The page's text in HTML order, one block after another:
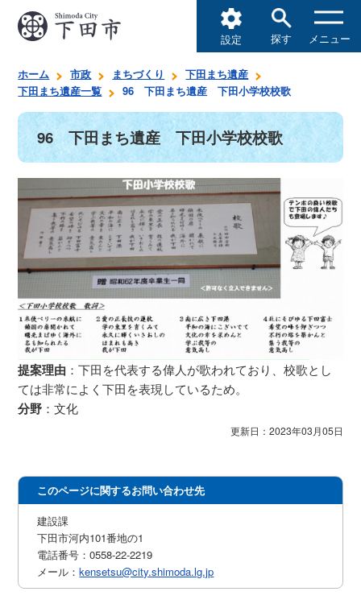
設定 探す メニュー
ホーム 市政 まちづくり
下田まち遺産
下田まち遺産一覧
96 下田まち遺産 下田小学校校歌
96 下田まち遺産 下田小学校校歌
提案理由 ：下田を代表する偉人が歌われており、校歌とし
ては非常によく下田を表現しているため。
分野 ：文化
更新日：2023年03月05日
このページに関するお問い合わせ先
建設課
下田市河内101番地の1
電話番号：0558-22-2219
メール：kensetsu@city.shimoda.lg.jp